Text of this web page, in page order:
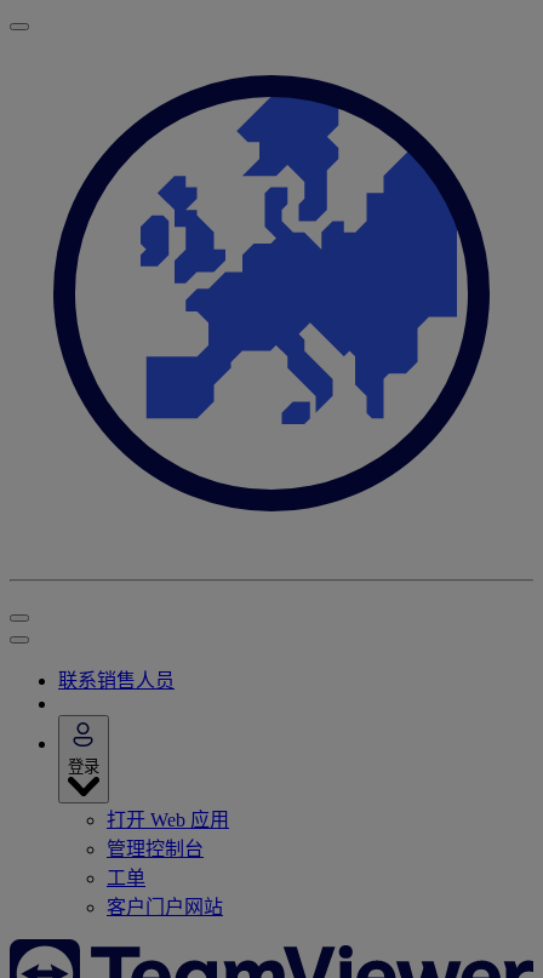
联系销售人员
登录
打开 Web 应用
管理控制台
工单
客户门户网站